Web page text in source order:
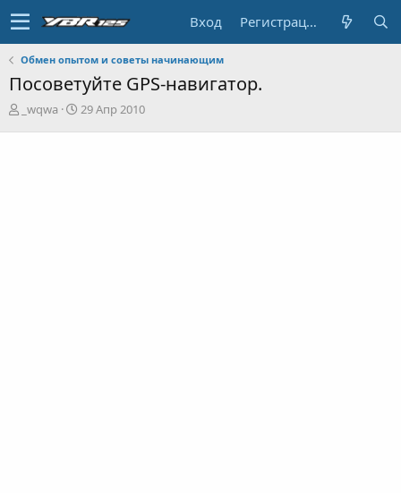
Вход Регистрация
Обмен опытом и советы начинающим
Посоветуйте GPS-навигатор.
А_wqwa
Д
29 Апр 2010